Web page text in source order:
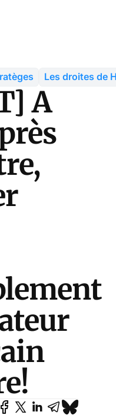
Les droites de
A